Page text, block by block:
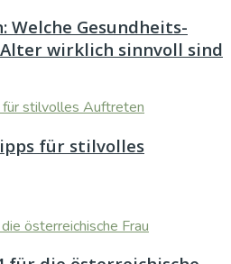
Welche Gesundheits-
Alter wirklich sinnvoll sind
für stilvolles